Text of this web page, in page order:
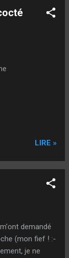
LIRE »
demandé
(mon fief ! :-
je ne